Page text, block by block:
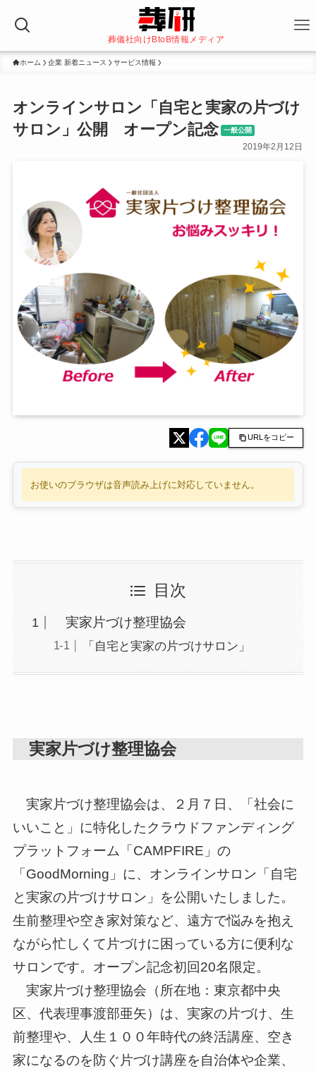
葬儀社向けBtoB情報メディア
ホーム 企業 新着ニュース サービス情報
オンラインサロン「自宅と実家の片づけ
サロン」公開 オープン記念
一般公開
2019年2月12日
URLをコピー
お使いのブラウザは音声読み上げに対応していません。
目次
実家片づけ整理協会
「自宅と実家の片づけサロン」
実家片づけ整理協会
実家片づけ整理協会は、２月７日、「社会に
いいこと」に特化したクラウドファンディング
プラットフォーム「CAMPFIRE」の
「GoodMorning」に、オンラインサロン「自宅
と実家の片づけサロン」を公開いたしました。
生前整理や空き家対策など、遠方で悩みを抱え
ながら忙しくて片づけに困っている方に便利な
サロンです。オープン記念初回20名限定。
実家片づけ整理協会（所在地：東京都中央
区、代表理事渡部亜矢）は、実家の片づけ、生
前整理や、人生１００年時代の終活講座、空き
家になるのを防ぐ片づけ講座を自治体や企業、